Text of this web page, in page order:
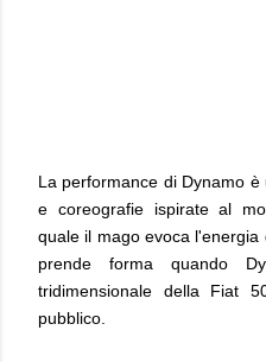
La performance di Dynamo
e coreografie ispirate al
quale il mago evoca
prende forma quando
tridimensionale della Fiat
pubblico.